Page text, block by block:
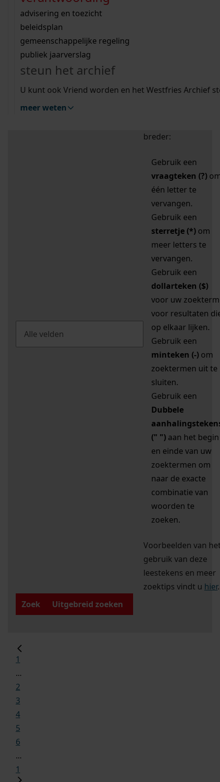
bouwvergunningen
omgevingsvergunningen
vergunningen
beeld en geluid
uitleg nodig?
Wij helpen u op weg met een aantal zoektips.
bekijk alle zoektips
Wij helpen u op weg met een aantal zoektips.
bekijk alle zoektips
bekijk ons geschiedenislokaal
advisering en toezicht
beleidsplan
gemeenschappelijke regeling
publiek jaarverslag
steun het archief
U kunt ook Vriend worden en het Westfries Archief
meer weten
zoektips
Mijn Studiezaal (inloggen)
uw zoekopdracht te
breder:
Gebruik een
vraagteken (?)
één letter te
vervangen.
Gebruik een
sterretje (*) om
meer letters te
vervangen.
Gebruik een
dollarteken ($)
voor uw zoekterm
voor resultaten
op elkaar lijken.
Gebruik een
minteken (-) om
zoektermen uit te
sluiten.
Gebruik een
Dubbele
(" ") aan het begin
en einde van uw
zoektermen om
naar de exacte
combinatie van
woorden te
zoeken.
Voorbeelden van
gebruik van deze
leestekens en meer
zoektips vindt u hier.
Zoek
Uitgebreid zoeken
1
...
2
3
4
5
6
...
1